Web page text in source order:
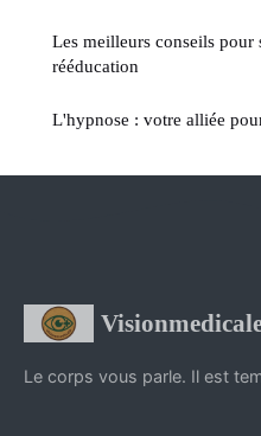
Les meilleurs conseils pour
rééducation
L'hypnose : votre alliée
Le corps vous parle. Il est